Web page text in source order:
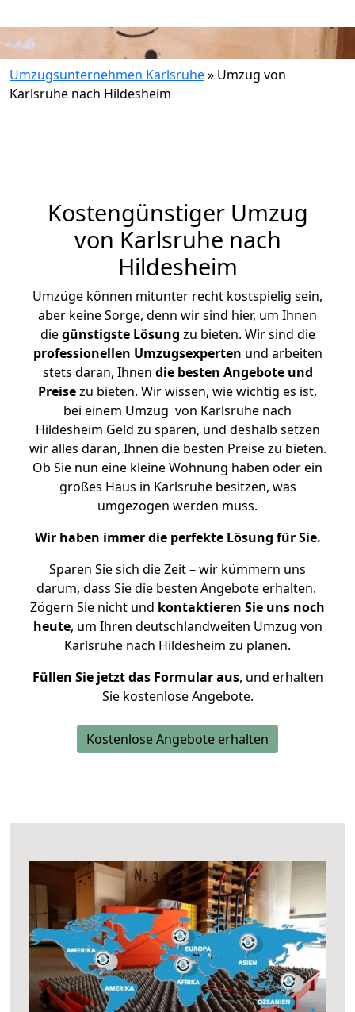
Umzugsunternehmen Karlsruhe» Umzug von
Karlsruhe nach Hildesheim
Kostengünstiger Umzug
von Karlsruhe nach
Hildesheim
Umzüge können mitunter recht kostspielig sein,
aber keine Sorge, denn wir sind hier, um Ihnen
diegünstigste Lösung zu bieten. Wir sind die
professionellen Umzugsexperten und arbeiten
stets daran, Ihnen die besten Angebote und
Preisezu bieten. Wir wissen, wie wichtig es ist,
bei einem Umzug von Karlsruhe nach
Hildesheim Geld zu sparen, und deshalb setzen
wir alles daran, Ihnen die besten Preise zu bieten.
Ob Sie nun eine kleine Wohnung haben oder ein
großes Haus in Karlsruhe besitzen, was
umgezogen werden muss.
Wir haben immer die perfekte Lösung für Sie.
Sparen Sie sich die Zeit – wir kümmern uns
darum, dass Sie die besten Angebote erhalten.
Zögern Sie nicht und kontaktieren Sie uns noch
heute, um Ihren deutschlandweiten Umzug von
Karlsruhe nach Hildesheim zu planen.
Füllen Sie jetzt das Formular aus, und erhalten
Sie kostenlose Angebote.
Kostenlose Angebote erhalten